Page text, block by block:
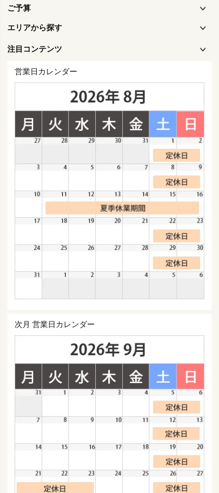
ご予算
エリアから探す
注目コンテンツ
営業日カレンダー
次月 営業日カレンダー